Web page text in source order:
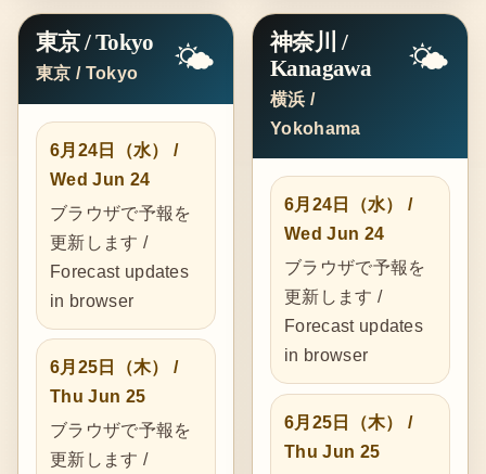
東京 / Tokyo
東京 / Tokyo 🌤️
6月24日（水） /
Wed Jun 24
ブラウザで予報を
更新します /
Forecast updates
in browser
6月25日（木） /
Thu Jun 25
ブラウザで予報を
更新します /
神奈川 /
Kanagawa
横浜 /
Yokohama
🌤️
6月24日（水） /
Wed Jun 24
ブラウザで予報を
更新します /
Forecast updates
in browser
6月25日（木） /
Thu Jun 25